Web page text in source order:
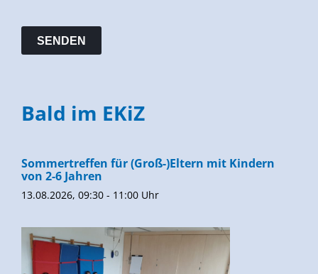
Bald im EKiZ
Sommertreffen für (Groß-)Eltern mit Kindern
von 2-6 Jahren
13.08.2026, 09:30 - 11:00 Uhr